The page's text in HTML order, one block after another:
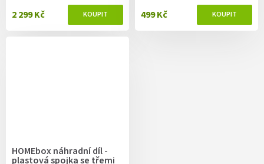
2 299 Kč 499 Kč
HOMEbox náhradní díl -
plastová spojka se třemi